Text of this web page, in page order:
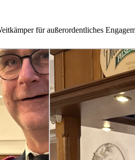
für außerordentliches